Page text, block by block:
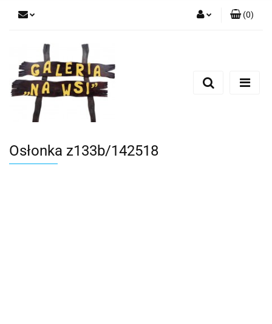
Dodaj zgłoszenie
(0)
Osłonka z133b/142518